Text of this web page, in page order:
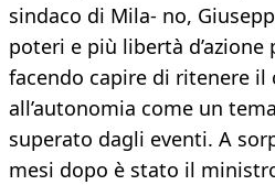
sindaco di Mila- no,
poteri e più libertà
facendo capire di ritenere
all’autonomia come un
superato dagli eventi. A
mesi dopo è stato il